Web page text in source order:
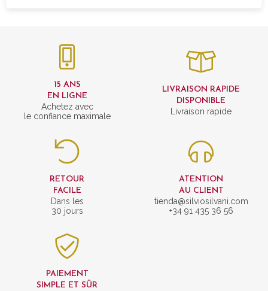
15 ANS
EN LIGNE
Achetez avec
le confiance maximale
LIVRAISON RAPIDE
DISPONIBLE
Livraison rapide
RETOUR
FACILE
Dans les
30 jours
ATENTION
AU CLIENT
tienda@silviosilvani.com
+34 91 435 36 56
PAIEMENT
SIMPLE ET SÛR